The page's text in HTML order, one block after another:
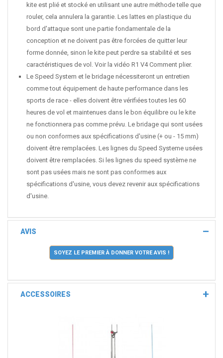
kite est plié et stocké en utilisant une autre méthode telle que
rouler, cela annulera la garantie. Les lattes en plastique du
bord d'attaque sont une partie fondamentale de la
conception et ne doivent pas être forcées de quitter leur
forme donnée, sinon le kite peut perdre sa stabilité et ses
caractéristiques de vol. Voir la vidéo R1 V4 Comment plier.
Le Speed System et le bridage nécessiteront un entretien
comme tout équipement de haute performance dans les
sports de race - elles doivent être vérifiées toutes les 60
heures de vol et maintenues dans le bon équilibre ou le kite
ne fonctionnera pas comme prévu. Le bridage qui sont usées
ou non conformes aux spécifications d'usine (+ ou - 15 mm)
doivent être remplacées. Les lignes du Speed Systeme usées
doivent être remplacées. Si les lignes du speed système ne
sont pas usées mais ne sont pas conformes aux
spécifications d'usine, vous devez revenir aux spécifications
d'usine.
AVIS
SOYEZ LE PREMIER À DONNER VOTRE AVIS !
ACCESSOIRES